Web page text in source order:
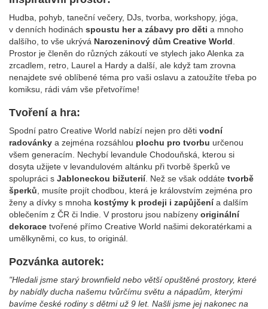
Hudba, pohyb, taneční večery, DJs, tvorba, workshopy, jóga,
v denních hodinách spoustu her a zábavy pro děti a mnoho
dalšího, to vše ukrývá Narozeninový dům Creative World
Prostor je členěn do různých zákoutí ve stylech jako Alenka za
zrcadlem, retro, Laurel a Hardy a další, ale když tam zrovna
nenajdete své oblíbené téma pro vaši oslavu a zatoužíte třeba po
komiksu, rádi vám vše přetvoříme!
Tvoření a hra:
Spodní patro Creative World nabízí nejen pro děti vodní
radovánky a zejména rozsáhlou plochu pro tvorbu určenou
všem generacím. Nechybí levandule Chodouňská, kterou si
dosyta užijete v levandulovém altánku při tvorbě šperků ve
spolupráci s Jabloneckou bižuterií. Než se však oddáte tvorbě
šperků , musíte projít chodbou, která je královstvím zejména pro
ženy a dívky s mnoha kostýmy k prodeji i zapůjčenía dalším
oblečením z ČR či Indie. V prostoru jsou nabízeny originální
dekorace tvořené přímo Creative World našimi dekoratérkami a
umělkyněmi, co kus, to originál.
Pozvánka autorek:
"Hledali jsme starý brownfield nebo větší opuštěné prostory, které
by nabídly ducha našemu tvůrčímu světu a nápadům, kterými
bavíme české rodiny s dětmi už 9 let. Našli jsme jej nakonec na